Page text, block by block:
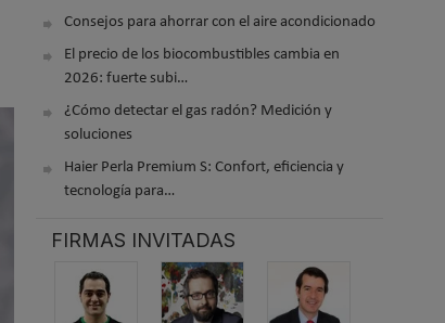
Consejos para ahorrar con el aire acondicionado
El precio de los biocombustibles cambia en
2026: fuerte subi…
¿Cómo detectar el gas radón? Medición y
soluciones
Haier Perla Premium S: Confort, eficiencia y
tecnología para…
FIRMAS INVITADAS